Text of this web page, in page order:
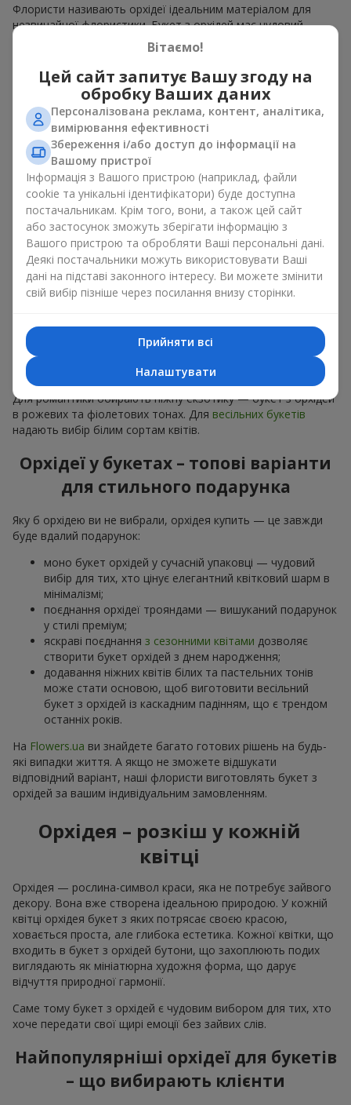
Флористи називають орхідеї ідеальним матеріалом для
незвичайної флористики. Букет з орхідей має чудовий
вигляд як моно рішення для оформлення приміщень, а
також як варіант міксу з іншими квітами, що зберігає свою
виразність у будь-якому форматі. Завдяки своїй структурі
орхідея дозволяє створювати композиції у класичному,
мінімалістичному або сучасному стилі. Букет з орхідей
виглядає ефектно як у камерних, так і в масштабних
роботах, а її розкішні суцвіття легко стають центральним
елементом композиції букет з орхідей. Залежно від
оформлення і сорту рослин різниться на орхідеї ціна.
Зважайте на це перш ніж замовити букет з орхідей.
Кому дарують орхідеї?
Букет з орхідей універсальний і може підійти будь-кому. Їх
дарують коханим жінками,мамі ,дівчині, дружині , сестрі,
подрузі,колезі абобізнес-партнеру. Сьогодні можна орхідеї
купити недорого, а тому шансів зробити бажаний
Букет з орхідей — ідеальна квіткова композиція для
особливої події: річниць,
навіть
бізнес-привітань.
Для романтики обирають ніжну екзотику — букет з орхідей
в рожевих та фіолетових тонах. Для весільних букетів
надають вибір білим сортам квітів.
Орхідеї у букетах – топові варіанти
для стильного подарунка
Яку б орхідею ви не вибрали, орхідея купить — це завжди
буде вдалий подарунок:
моно букет орхідей у сучасній упаковці — чудовий
вибір для тих, хто цінує елегантний квітковий шарм в
мінімалізмі;
поєднання орхідеї трояндами — вишуканий подарунок
у стилі преміум;
яскраві поєднання з сезонними квітами дозволяє
створити букет орхідей з днем народження;
додавання ніжних квітів білих та пастельних тонів
може стати основою, щоб виготовити весільний
букет з орхідей із каскадним падінням, що є трендом
останніх років.
На Flowers.ua ви знайдете багато готових рішень на будь-
які випадки життя. А якщо не зможете відшукати
відповідний варіант, наші флористи виготовлять букет з
орхідей за вашим індивідуальним замовленням.
Орхідея – розкіш у кожній
квітці
Орхідея — рослина-символ краси, яка не потребує зайвого
декору. Вона вже створена ідеальною природою. У кожній
квітці орхідея букет з яких потрясає своєю красою,
ховається проста, але глибока естетика. Кожної квітки, що
входить в букет з орхідей бутони, що захоплюють подих
виглядають як мініатюрна художня форма, що дарує
відчуття природної гармонії.
Саме тому букет з орхідей є чудовим вибором для тих, хто
хоче передати свої щирі емоції без зайвих слів.
Найпопулярніші орхідеї для букетів
– що вибирають клієнти
Вітаємо!
Цей сайт запитує Вашу згоду на
обробку Ваших даних
Персоналізована реклама, контент, аналітика,
вимірювання ефективності
Збереження і/або доступ до інформації на
Вашому пристрої
Інформація з Вашого пристрою (наприклад, файли
cookie та унікальні ідентифікатори) буде доступна
постачальникам. Крім того, вони, а також цей сайт
або застосунок зможуть зберігати інформацію з
Вашого пристрою та обробляти Ваші персональні дані.
Деякі постачальники можуть використовувати Ваші
дані на підставі законного інтересу. Ви можете змінити
свій вибір пізніше через посилання внизу сторінки.
Прийняти всі
Налаштувати